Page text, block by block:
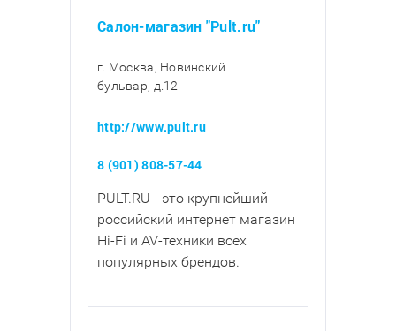
Салон-магазин "Pult.ru"
г. Москва, Новинский
бульвар, д.12
http://www.pult.ru
8 (901) 808-57-44
PULT.RU - это крупнейший
российский интернет магазин
Hi-Fi и AV-техники всех
популярных брендов.